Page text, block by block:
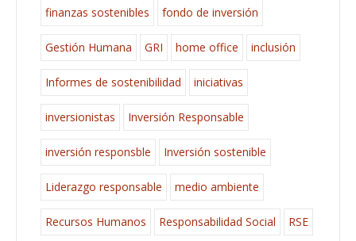
finanzas sostenibles fondo de inversión
Gestión Humana GRI home office inclusión
Informes de sostenibilidad iniciativas
inversionistas Inversión Responsable
inversión responsble Inversión sostenible
Liderazgo responsable medio ambiente
Recursos Humanos Responsabilidad Social RSE